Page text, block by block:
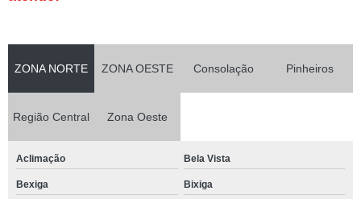
ZONA NORTE ZONA OESTE Consolação Pinheiros
Região Central Zona Oeste
Aclimação Bela Vista
Bexiga Bixiga